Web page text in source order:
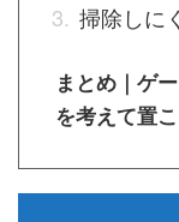
掃除しに
まとめ｜ゲ
を考えて置